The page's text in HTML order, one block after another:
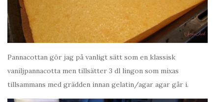
Pannacottan gör jag på vanligt sätt som en klassisk
vaniljpannacotta men tillsätter 3 dl lingon som mixas
tillsammans med grädden innan gelatin/agar agar går i.